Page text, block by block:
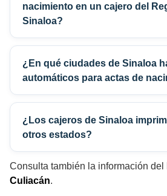
nacimiento en un cajero del
Sinaloa?
¿En qué ciudades de Sinaloa
automáticos para actas de
¿Los cajeros de Sinaloa
otros estados?
Consulta también la información del
Culiacán.